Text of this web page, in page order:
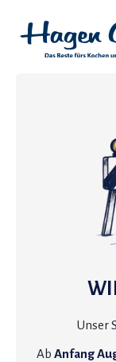
Unser
Ab Anfang